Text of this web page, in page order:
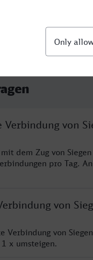
von
dem Zug von
pro Tag.
von
von
x umsteigen.